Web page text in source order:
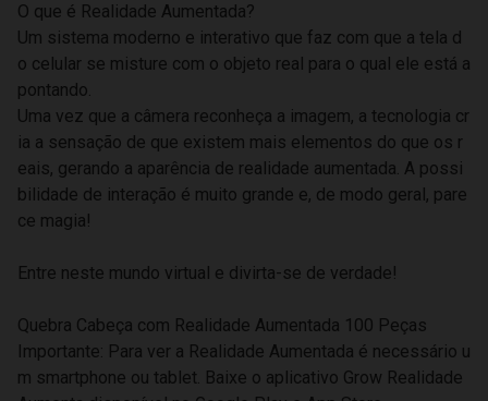
O que é Realidade Aumentada?
Um sistema moderno e interativo que faz com que a tela d
o celular se misture com o objeto real para o qual ele está a
pontando.
Uma vez que a câmera reconheça a imagem, a tecnologia cr
ia a sensação de que existem mais elementos do que os r
eais, gerando a aparência de realidade aumentada. A possi
bilidade de interação é muito grande e, de modo geral, pare
ce magia!
Entre neste mundo virtual e divirta-se de verdade!
Quebra Cabeça com Realidade Aumentada 100 Peças
Importante: Para ver a Realidade Aumentada é necessário u
m smartphone ou tablet. Baixe o aplicativo Grow Realidade